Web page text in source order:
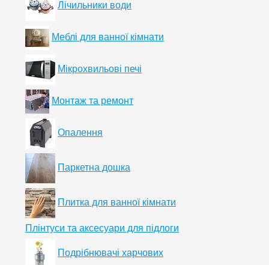
Лічильники води
Меблі для ванної кімнати
Мікрохвильові печі
Монтаж та ремонт
Опалення
Паркетна дошка
Плитка для ванної кімнати
Плінтуси та аксесуари для підлоги
Подрібнювачі харчових